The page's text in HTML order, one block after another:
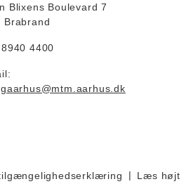
Blixens Boulevard 7
Brabrand
4400
Læs højt